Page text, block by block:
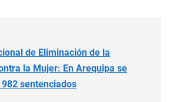
de Eliminación de la
la Mujer: En Arequipa se
sentenciados